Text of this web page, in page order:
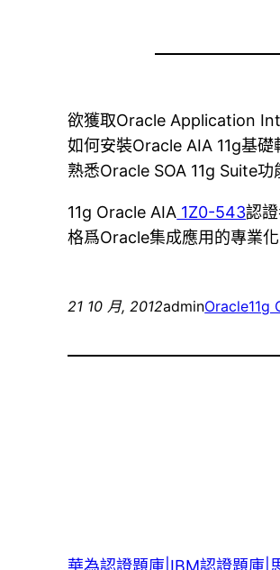
欲獲取Oracle Application
如何安裝Oracle AIA 11g基
熟悉Oracle SOA 11g Suite
11g Oracle AIA 1Z0-543認
格爲Oracle集成應用的專業
21 10 月, 2012adminOracle11g
華為認證題庫|IBM認證題庫|